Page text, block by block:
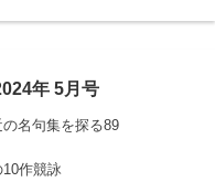
年 5月号
名句集を探る89
作競詠